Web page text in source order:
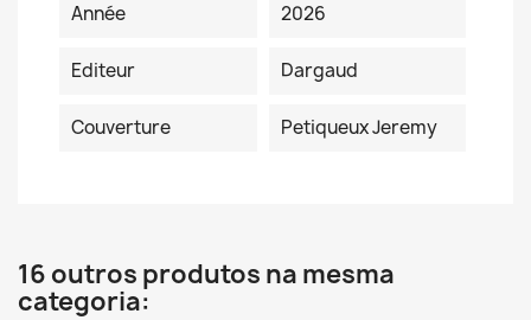
Année 2026
Editeur Dargaud
Couverture Petiqueux Jeremy
16 outros produtos na mesma
categoria: